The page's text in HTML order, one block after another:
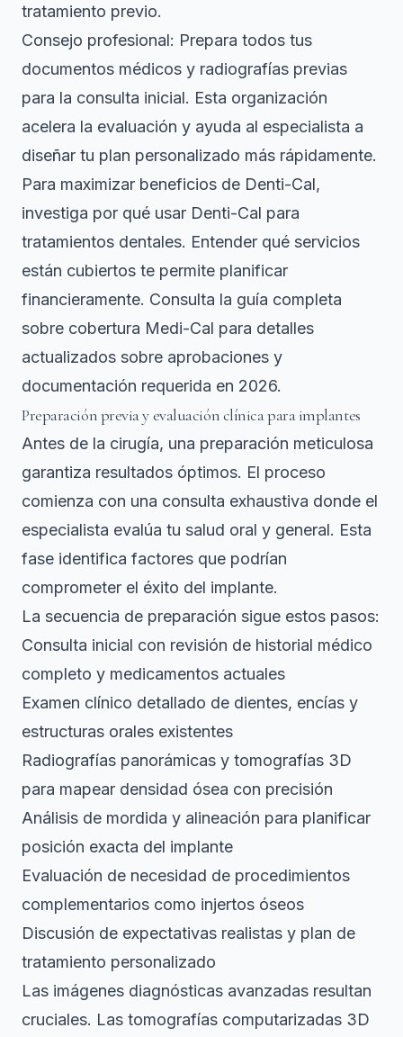
tratamiento previo.
Consejo profesional: Prepara todos tus
documentos médicos y radiografías previas
para la consulta inicial. Esta organización
acelera la evaluación y ayuda al especialista a
diseñar tu plan personalizado más rápidamente.
Para maximizar beneficios de Denti-Cal,
investiga por qué usar Denti-Cal para
tratamientos dentales. Entender qué servicios
están cubiertos te permite planificar
financieramente. Consulta la guía completa
sobre cobertura Medi-Cal para detalles
actualizados sobre aprobaciones y
documentación requerida en 2026.
Preparación previa y evaluación clínica para implantes
Antes de la cirugía, una preparación meticulosa
garantiza resultados óptimos. El proceso
comienza con una consulta exhaustiva donde el
especialista evalúa tu salud oral y general. Esta
fase identifica factores que podrían
comprometer el éxito del implante.
La secuencia de preparación sigue estos pasos:
Consulta inicial con revisión de historial médico
completo y medicamentos actuales
Examen clínico detallado de dientes, encías y
estructuras orales existentes
Radiografías panorámicas y tomografías 3D
para mapear densidad ósea con precisión
Análisis de mordida y alineación para planificar
posición exacta del implante
Evaluación de necesidad de procedimientos
complementarios como injertos óseos
Discusión de expectativas realistas y plan de
tratamiento personalizado
Las imágenes diagnósticas avanzadas resultan
cruciales. Las tomografías computarizadas 3D